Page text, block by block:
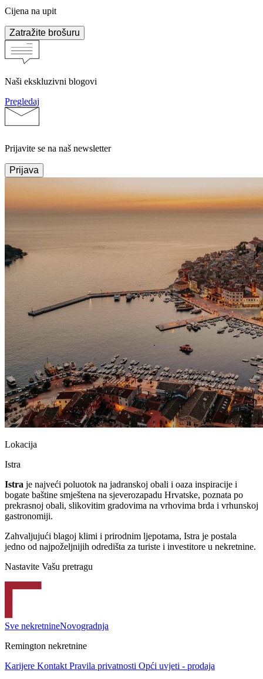
Cijena na upit
Zatražite brošuru
Naši ekskluzivni blogovi
Pregledaj
Prijavite se na naš newsletter
Prijava
Lokacija
Istra
Istra je najveći poluotok na jadranskoj obali i oaza inspiracije i
bogate baštine smještena na sjeverozapadu Hrvatske, poznata po
prekrasnoj obali, slikovitim gradovima na vrhovima brda i vrhunskoj
gastronomiji.
Zahvaljujući blagoj klimi i prirodnim ljepotama, Istra je postala
jedno od najpoželjnijih odredišta za turiste i investitore u nekretnine.
Nastavite Vašu pretragu
Sve nekretnineNovogradnja
Remington nekretnine
Karijere Kontakt Pravila privatnosti Opći uvjeti - prodaja